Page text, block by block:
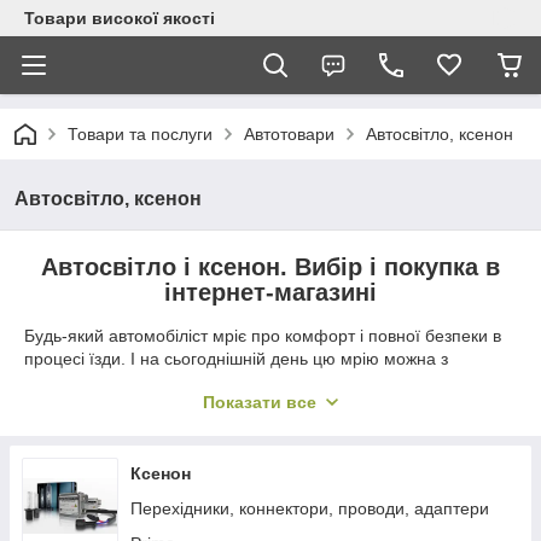
Товари високої якості
Товари та послуги Автотовари Автосвітло, ксенон
Автосвітло, ксенон
Автосвітло і ксенон. Вибір і покупка в
інтернет-магазині
Будь-який автомобіліст мріє про комфорт і повної безпеки в
процесі їзди. І на сьогоднішній день цю мрію можна з
представляє велику різноманітність всілякої електроніки та
також досить вигідні умови співпраці!
Если вы еще не определились с выбором и не
представляете, как правильно подобрать свет для авто,
Показати все
Ксенон
Перехідники, коннектори, проводи, адаптери